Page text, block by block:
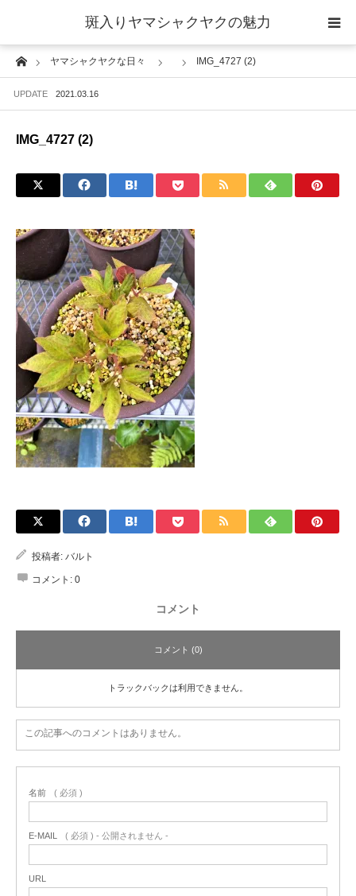
斑入りヤマシャクヤクの魅力
Homeヤマシャクヤクな日々 IMG_4727 (2)
UPDATE 2021.03.16
IMG_4727 (2)
投稿者: バルト
コメント: 0
コメント
コメント (0)
トラックバックは利用できません。
この記事へのコメントはありません。
名前 ( 必須 )
E-MAIL ( 必須 ) - 公開されません -
URL
当サイトについて
斑入りヤマシャクヤクの魅力 ギャラリー